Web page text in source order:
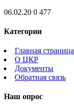
06.02.20 0 477
Категории
Главная страница
О ЦКР
Документы
Обратная связь
Наш опрос